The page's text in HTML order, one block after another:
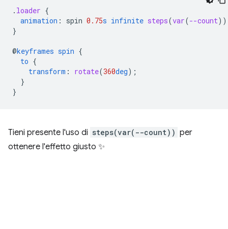
. loader {
animation : spin 0.75s infinite steps(var(--count
}
@keyframes spin {
to {
transform : rotate(360deg);
}
}
Tieni presente l'uso di steps(var(--count)) per
ottenere l'effetto giusto ✨